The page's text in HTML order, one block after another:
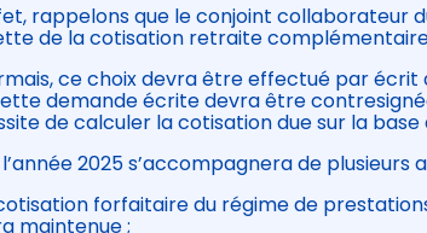
rappelons que le conjoint collaborateur
de la cotisation retraite
ce choix devra être effectué par écrit
demande écrite devra être
de calculer la cotisation due sur la base
l’année 2025 s’accompagnera de
forfaitaire du régime de
maintenue ;